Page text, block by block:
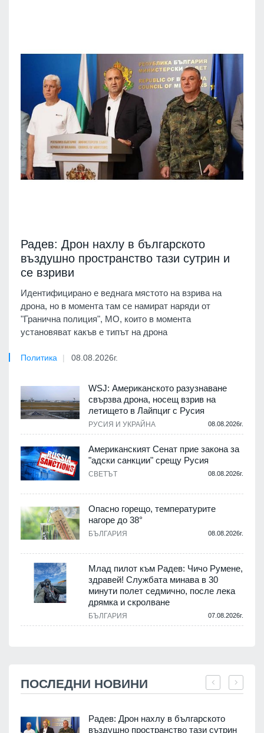
Радев: Дрон нахлу в българското
въздушно пространство тази сутрин и
се взриви
Идентифицирано е веднага мястото на взрива на
дрона, но в момента там се намират наряди от
"Гранична полиция", МО, които в момента
установяват какъв е типът на дрона
Политика 08.08.2026г.
WSJ: Американското разузнаване
свързва дрона, носещ взрив на
летището в Лайпциг с Русия
РУСИЯ И УКРАЙНА 08.08.2026г.
Американският Сенат прие закона за
"адски санкции" срещу Русия
СВЕТЪТ 08.08.2026г.
Опасно горещо, температурите
нагоре до 38°
БЪЛГАРИЯ 08.08.2026г.
Млад пилот към Радев: Чичо Румене,
здравей! Службата минава в 30
минути полет седмично, после лека
дрямка и скролване
БЪЛГАРИЯ 07.08.2026г.
ПОСЛЕДНИ НОВИНИ
Радев: Дрон нахлу в българското
въздушно пространство тази сутрин